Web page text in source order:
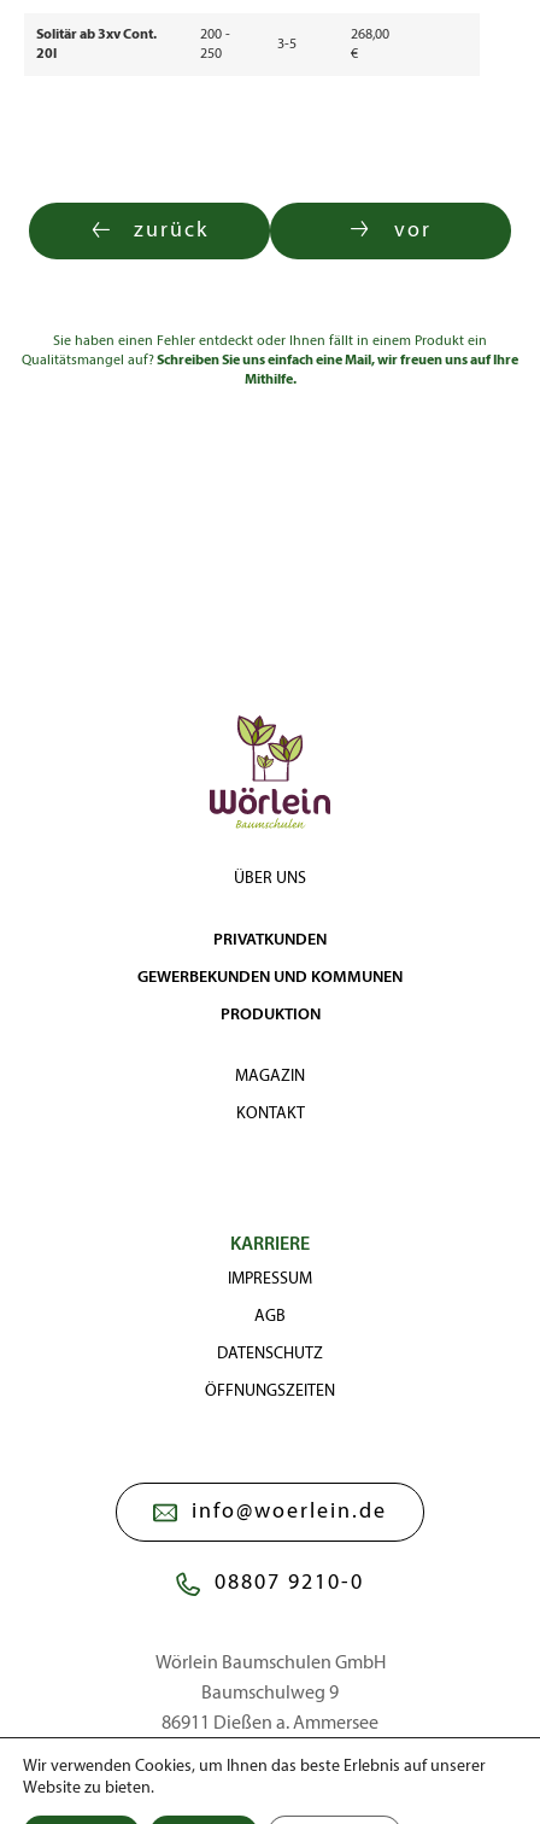
Solitär ab 3xv Cont.
20l
200 -
250
3-5
268,00
€
zurück vor
Sie haben einen Fehler entdeckt oder Ihnen fällt in einem Produkt ein
Qualitätsmangel auf?Schreiben Sie uns einfach eine Mail, wir freuen uns auf Ihre
Mithilfe.
ÜBER UNS
PRIVATKUNDEN
GEWERBEKUNDEN UND KOMMUNEN
PRODUKTION
MAGAZIN
KONTAKT
KARRIERE
IMPRESSUM
AGB
DATENSCHUTZ
ÖFFNUNGSZEITEN
info@woerlein.de
08807 9210-0
Wörlein Baumschulen GmbH
Baumschulweg 9
86911 Dießen a. Ammersee
© 2026 Wörlein Baumschulen GmbH
Wir verwenden Cookies, um Ihnen das beste Erlebnis auf unserer
Website zu bieten.